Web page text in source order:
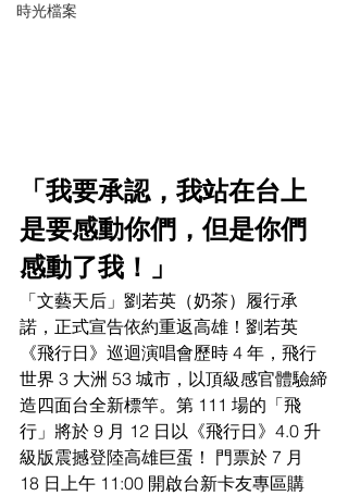
時光檔案
「我要承認，我站在台上
是要感動你們，但是你們
感動了我！」
「文藝天后」劉若英（奶茶）履行承
諾，正式宣告依約重返高雄！劉若英
《飛行日》巡迴演唱會歷時 4 年，飛行
世界 3 大洲 53 城市，以頂級感官體驗締
造四面台全新標竿。第 111 場的「飛
行」將於 9 月 12 日以《飛行日》4.0 升
級版震撼登陸高雄巨蛋！ 門票於 7 月
18 日上午 11:00 開啟台新卡友專區購